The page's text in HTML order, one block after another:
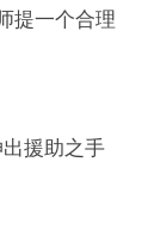
提一个合理
援助之手